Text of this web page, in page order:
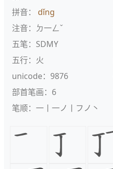
拼音： dǐng
注音：ㄉ一ㄥˇ
五笔：SDMY
五行：火
unicode：9876
部首笔画：6
笔顺：一丨一ノ丨フノ丶